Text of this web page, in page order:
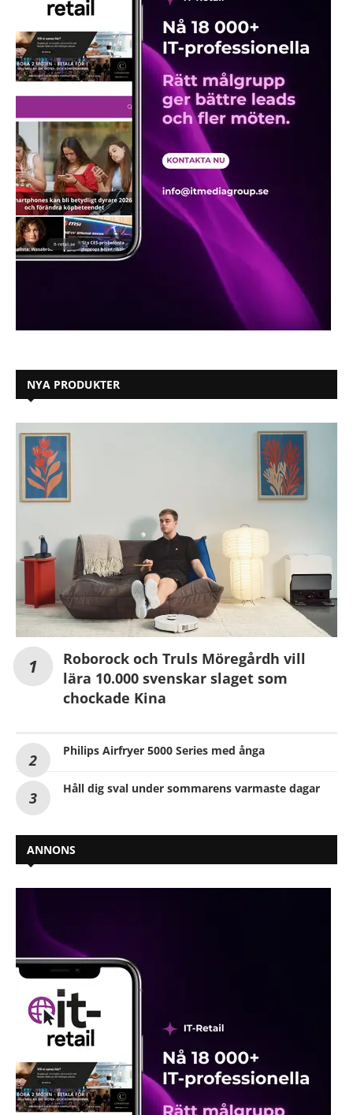
NYA PRODUKTER
Roborock och Truls Möregårdh vill
lära 10.000 svenskar slaget som
chockade Kina
Philips Airfryer 5000 Series med ånga
Håll dig sval under sommarens varmaste dagar
ANNONS